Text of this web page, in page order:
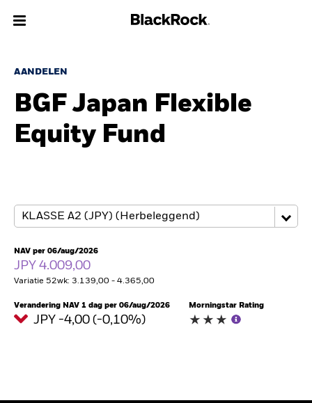
Over Ons
Producten
Thema's
Beleggingsinformatie
Particulieren
Nederland
AANDELEN
BGF Japan Flexible
Equity Fund
NAV per 06/aug/2026
JPY 4.009,00
Variatie 52wk: 3.139,00 - 4.365,00
Verandering NAV 1 dag per 06/aug/2026
JPY -4,00 (-0,10%)
Morningstar Rating